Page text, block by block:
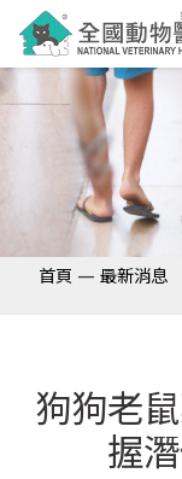
首頁 — 最新消息
狗狗老
握